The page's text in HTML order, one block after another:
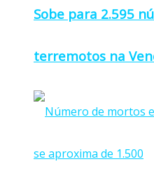
Sobe para 2.595
terremotos na